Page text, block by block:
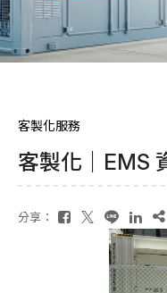
客製化服務
客製化｜EMS
分享：